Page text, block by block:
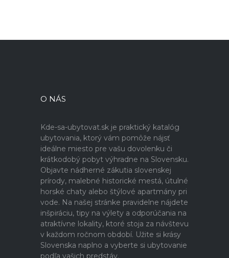
O NÁS
Kde-sa-ubytovat.sk je praktický katalóg
ubytovania, ktorý vám pomôže nájsť
ideálne miesto pre vašu dovolenku či
krátkodobý pobyt výhradne na Slovensku.
Objavte nádherné zákutia slovenskej
prírody, malebné historické mestá, útulné
horské chaty alebo štýlové apartmány pri
vode. Na našej stránke pravidelne nájdete
inšpiráciu, tipy na výlety a odporúčania na
atraktívne lokality, ktoré stoja za návštevu
v každom ročnom období. Užite si krásy
Slovenska naplno a vyberte si ubytovanie
podľa vašich predstáv.